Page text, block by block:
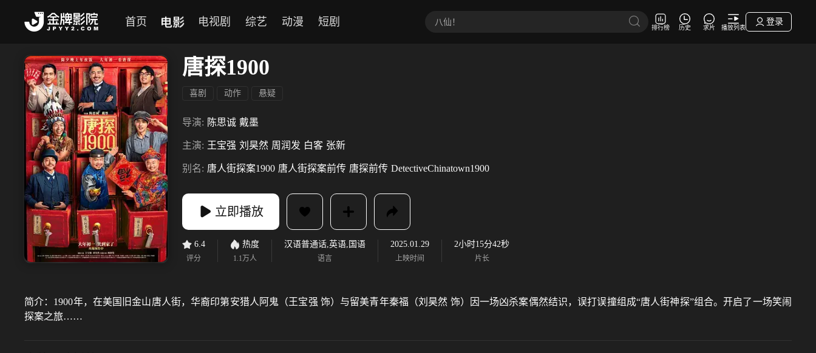
首页 电影 电视剧 综艺 动漫 短剧 排行榜 历史 求片 播放列表
登录
唐探1900
喜剧 动作 悬疑
导演: 陈思诚 戴墨
主演: 王宝强 刘昊然 周润发 白客 张新
别名: 唐人街探案1900 唐人街探案前传 唐探前传 DetectiveChinatown1900
立即播放
6.4
评分
热度
1.1万人
汉语普通话,英语,国语
语言
2025.01.29
上映时间
2小时15分42秒
片长
简介： 1900年，在美国旧金山唐人街，华裔印第安猎人阿鬼（王宝强 饰）与留美青年秦福（刘昊然 饰）因一场凶杀案偶然结识，误打误撞组成“唐人街神探”组合。开启了一场笑闹
探案之旅……